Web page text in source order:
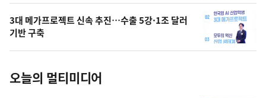
의
사
진
3대 메가프로젝트 신속 추진…수출 5강·1조 달러
기반 구축
오늘의 멀티미디어